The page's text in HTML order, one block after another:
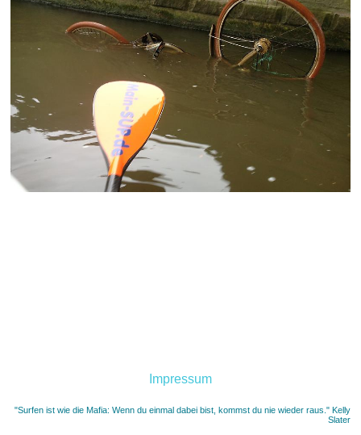
Impressum
"Surfen ist wie die Mafia: Wenn du einmal dabei bist, kommst du nie wieder raus." Kelly
Slater